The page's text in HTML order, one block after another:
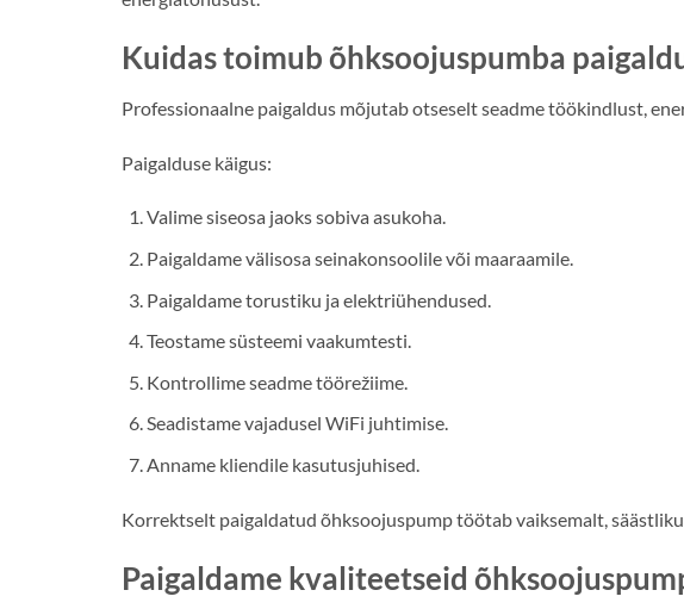
Kuidas toimub õhksoojuspumba
Professionaalne paigaldus mõjutab otseselt seadme töökindlust,
Paigalduse käigus:
Valime siseosa jaoks sobiva asukoha.
Paigaldame välisosa seinakonsoolile või maaraamile.
Paigaldame torustiku ja elektriühendused.
Teostame süsteemi vaakumtesti.
Kontrollime seadme töörežiime.
Seadistame vajadusel WiFi juhtimise.
Anname kliendile kasutusjuhised.
Korrektselt paigaldatud õhksoojuspump töötab vaiksemalt,
Paigaldame kvaliteetseid